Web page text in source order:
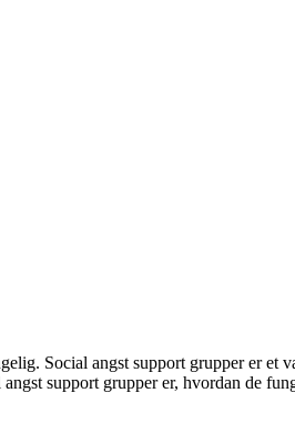
Social angst support grupper er
support grupper er, hvordan de